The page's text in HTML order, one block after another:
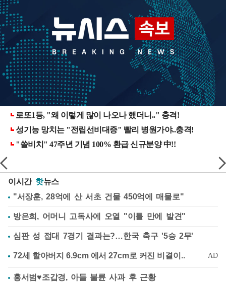
이시간 핫뉴스
"서장훈, 28억에 산 서초 건물 450억에 매물로"
방은희, 어머니 고독사에 오열 "이틀 만에 발견"
심판 성 접대 7경기 결과는?…한국 축구 '5승 2무'
홍서범♥조갑경, 아들 불륜 사과 후 근황